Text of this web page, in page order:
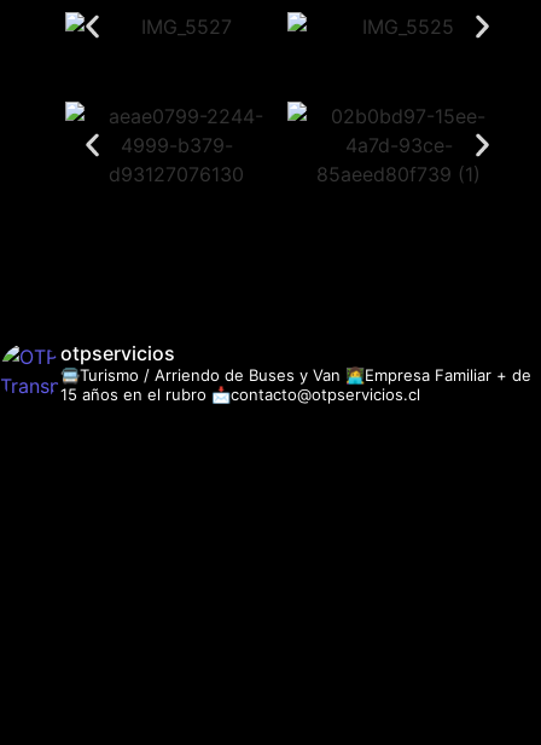
otpservicios
🚍Turismo / Arriendo de Buses y Van 👩‍💻Empresa Familiar + de
15 años en el rubro 📩contacto@otpservicios.cl